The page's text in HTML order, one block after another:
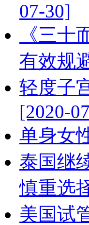
07-30]
《三
有效规
轻度子
[2020-
单身女
泰国继
慎重选
美国试